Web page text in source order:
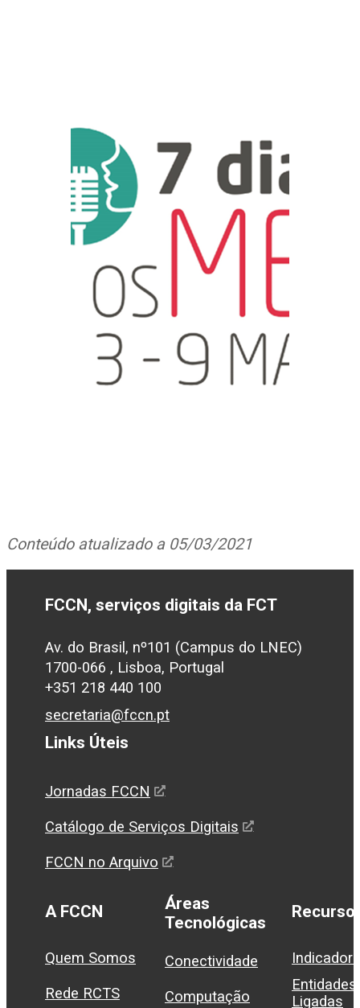
Conteúdo atualizado a 05/03/2021
FCCN, serviços digitais da FCT
Av. do Brasil, nº101 (Campus do LNEC)
1700-066 , Lisboa, Portugal
+351 218 440 100
secretaria@fccn.pt
Links Úteis
Jornadas FCCN
Catálogo de Serviços Digitais
FCCN no Arquivo
A FCCN
Quem Somos
Rede RCTS
Áreas
Tecnológicas
Conectividade
Computação
Entidades
Ligadas